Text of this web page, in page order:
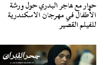
حوار مع هاجر البدري حول ورشة
الأطفال في مهرجان الاسكندرية
للفيلم القصير